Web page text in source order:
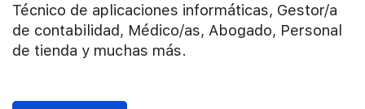
Técnico de aplicaciones informáticas, Gestor/a
de contabilidad, Médico/as, Abogado, Personal
de tienda y muchas más.